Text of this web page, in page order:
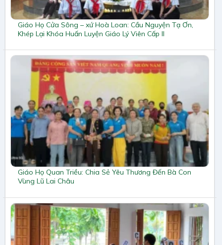
Giáo Họ Cửa Sông – xứ Hoà Loan: Cầu Nguyện Tạ Ơn,
Khép Lại Khóa Huấn Luyện Giáo Lý Viên Cấp II
Giáo Họ Quan Triều: Chia Sẻ Yêu Thương Đến Bà Con
Vùng Lũ Lai Châu